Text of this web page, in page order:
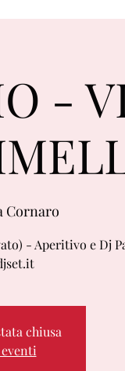
-
Cornaro
- Aperitivo e Dj
chiusa